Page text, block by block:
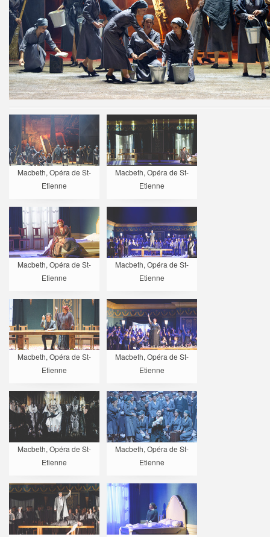
Macbeth, Opéra de St-
Etienne
Macbeth, Opéra de St-
Etienne
Macbeth, Opéra de St-
Etienne
Macbeth, Opéra de St-
Etienne
Macbeth, Opéra de St-
Etienne
Macbeth, Opéra de St-
Etienne
Macbeth, Opéra de St-
Etienne
Macbeth, Opéra de St-
Etienne